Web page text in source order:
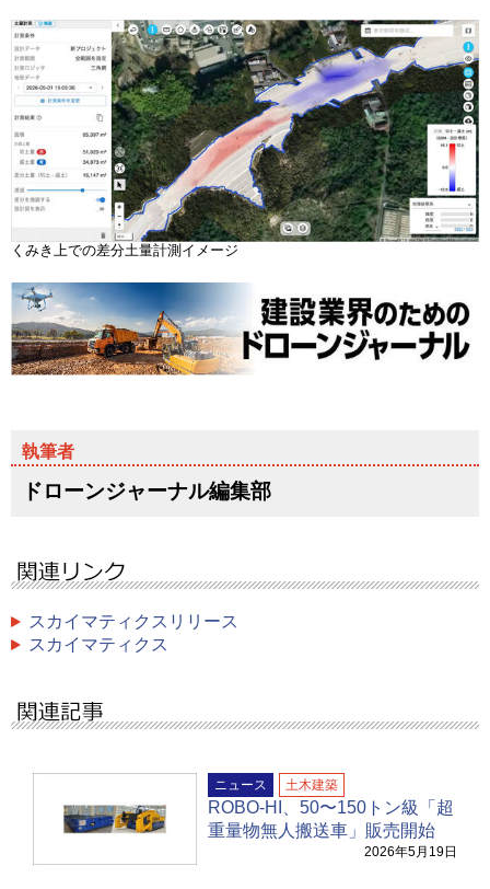
くみき上での差分土量計測イメージ
ドローンジャーナル編集部
スカイマティクスリリース
スカイマティクス
ニュース 土木建築
ROBO-HI、50〜150トン級「超
重量物無人搬送車」販売開始
2026年5月19日